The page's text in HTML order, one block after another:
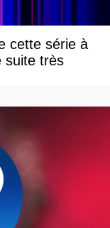
cette série à
suite très